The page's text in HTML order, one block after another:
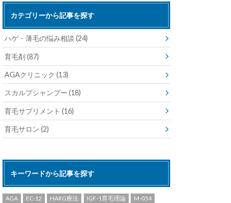
カテゴリーから記事を探す
ハゲ・薄毛の悩み相談(24)
育毛剤(87)
AGAクリニック(13)
スカルプシャンプー(18)
育毛サプリメント(16)
育毛サロン(2)
キーワードから記事を探す
AGA EC-12 HARG療法 IGF-1育毛理論
M-034